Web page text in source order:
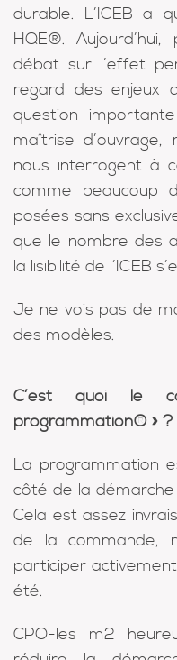
durable. L’ICEB a
HQE®.
débat sur l’effet
regard des enjeux
question
maîtrise
nous interrogent à
comme beaucoup
posées sans
que le nombre des
la lisibilité de l’ICEB
Je ne vois pas de
des modèles.
C’est quoi le
programmation® » ?
La programmation
côté de la
Cela est assez
de la commande,
participer activement
été.
CPO-les m2